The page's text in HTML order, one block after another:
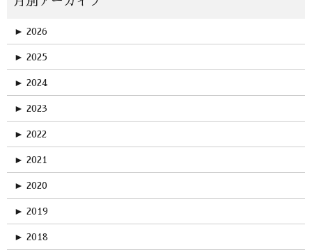
► 2026
► 2025
► 2024
► 2023
► 2022
► 2021
► 2020
► 2019
► 2018